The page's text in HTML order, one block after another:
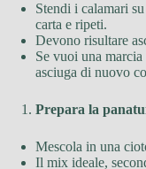
Stendi i calamari
carta e ripeti.
Devono risultare
Se vuoi una
asciuga di nuovo
Prepara la
Mescola in una
Il mix ideale,